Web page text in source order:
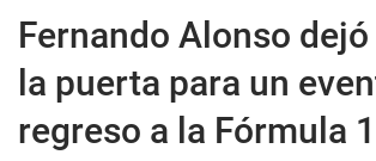
Fernando Alonso
la puerta para un
regreso a la Fórmula 1